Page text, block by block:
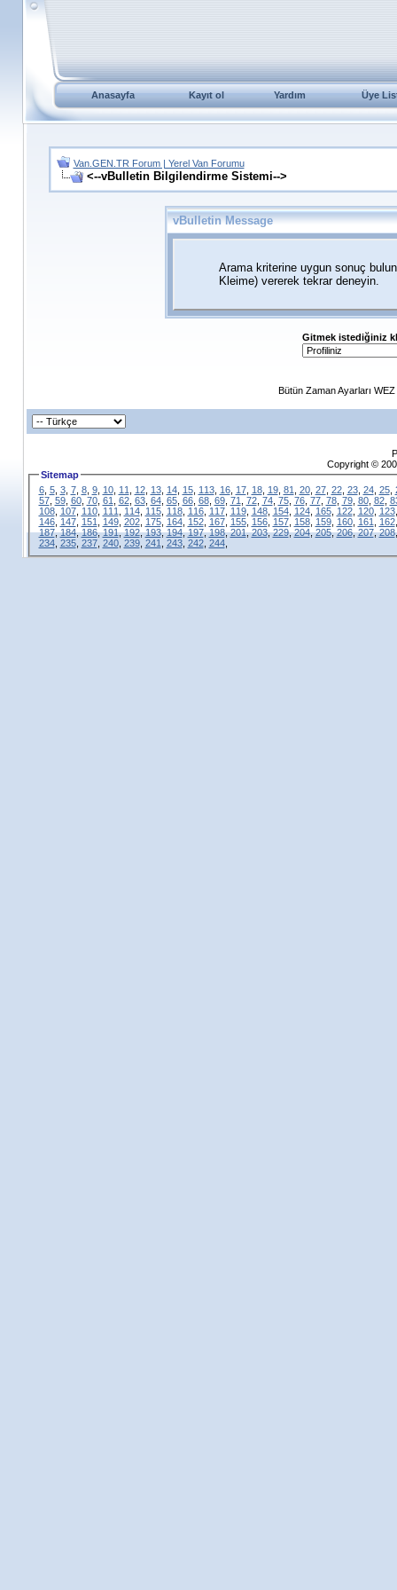
Anasayfa Kayıt ol Yardım Üye
Van.GEN.TR Forum | Yerel Van Forumu
<--vBulletin Bilgilendirme Sistemi-->
vBulletin Message
Arama kriterine uygun sonuç
Kleime) vererek tekrar deneyin.
Gitmek istediğiniz
Bütün Zaman Ayarları
Copyright ©
Sitemap
6, 5, 3, 7, 8, 9, 10, 11 12, 13, 14, 15, 113, 16, 17, 18, 19, 81 20, 27, 22, 23, 24, 25,
57, 59, 60, 70, 61 62, 63, 64, 65, 66, 68, 69, 71 72, 74, 75, 76, 77, 78, 79, 80, 82,
108, 107, 110, 111 114, 115, 118, 116, 117, 119, 148, 154, 124, 165, 122, 120, 123
146, 147, 151 149, 202, 175, 164, 152, 167, 155, 156, 157, 158, 159, 160, 161 162
187,184,186,191,192,193,194,197,198,201,203,229,204,205,206,207,208
234, 235, 237, 240, 239, 241 243, 242, 244,